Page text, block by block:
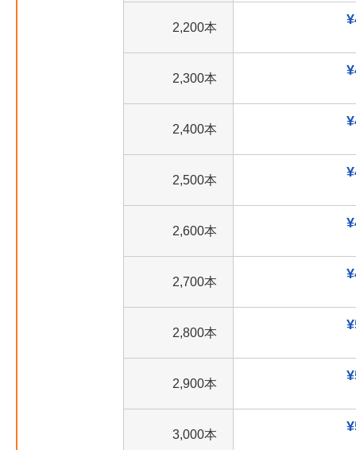
2,200本
2,300本
2,400本
2,500本
2,600本
2,700本
2,800本
2,900本
3,000本